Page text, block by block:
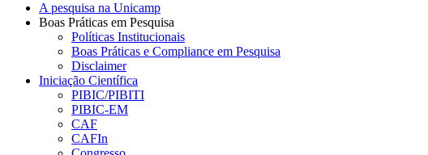
A pesquisa na Unicamp
Boas Práticas em Pesquisa
Políticas Institucionais
Boas Práticas e Compliance em Pesquisa
Disclaimer
Iniciação Científica
PIBIC/PIBITI
PIBIC-EM
CAF
CAFIn